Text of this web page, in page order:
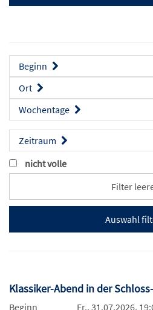
Beginn
Ort
Wochentage
Zeitraum
nicht volle
Filter
Klassiker-Abend in der
Beginn
Fr., 31.07.2026,